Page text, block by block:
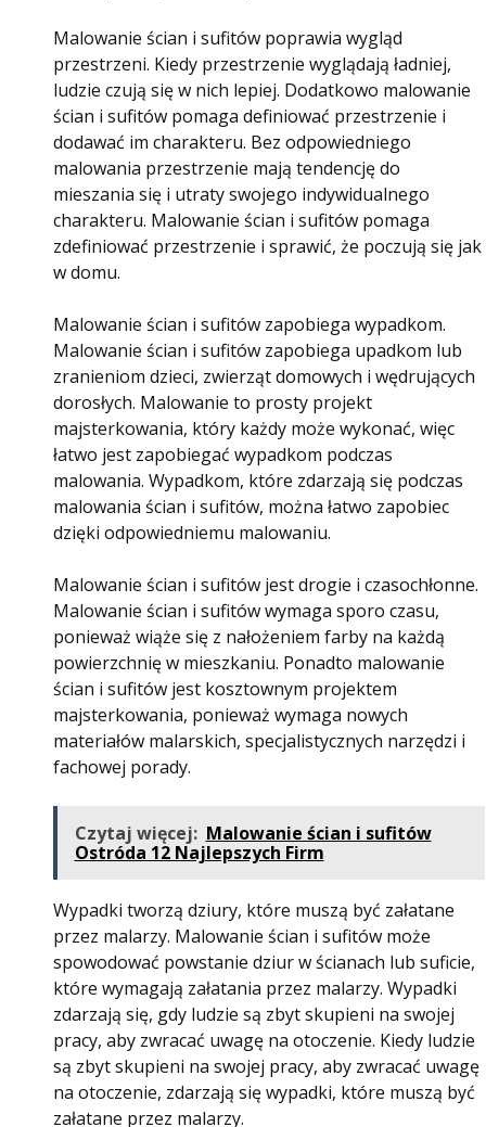
Malowanie ścian i sufitów poprawia wygląd
przestrzeni. Kiedy przestrzenie wyglądają ładniej,
ludzie czują się w nich lepiej. Dodatkowo malowanie
ścian i sufitów pomaga definiować przestrzenie i
dodawać im charakteru. Bez odpowiedniego
malowania przestrzenie mają tendencję do
mieszania się i utraty swojego indywidualnego
charakteru. Malowanie ścian i sufitów pomaga
zdefiniować przestrzenie i sprawić, że poczują się jak
w domu.
Malowanie ścian i sufitów zapobiega wypadkom.
Malowanie ścian i sufitów zapobiega upadkom lub
zranieniom dzieci, zwierząt domowych i wędrujących
dorosłych. Malowanie to prosty projekt
majsterkowania, który każdy może wykonać, więc
łatwo jest zapobiegać wypadkom podczas
malowania. Wypadkom, które zdarzają się podczas
malowania ścian i sufitów, można łatwo zapobiec
dzięki odpowiedniemu malowaniu.
Malowanie ścian i sufitów jest drogie i czasochłonne.
Malowanie ścian i sufitów wymaga sporo czasu,
ponieważ wiąże się z nałożeniem farby na każdą
powierzchnię w mieszkaniu. Ponadto malowanie
ścian i sufitów jest kosztownym projektem
majsterkowania, ponieważ wymaga nowych
materiałów malarskich, specjalistycznych narzędzi i
fachowej porady.
Czytaj więcej: Malowanie ścian i sufitów
Ostróda 12 Najlepszych Firm
Wypadki tworzą dziury, które muszą być załatane
przez malarzy. Malowanie ścian i sufitów może
spowodować powstanie dziur w ścianach lub suficie,
które wymagają załatania przez malarzy. Wypadki
zdarzają się, gdy ludzie są zbyt skupieni na swojej
pracy, aby zwracać uwagę na otoczenie. Kiedy ludzie
są zbyt skupieni na swojej pracy, aby zwracać uwagę
na otoczenie, zdarzają się wypadki, które muszą być
załatane przez malarzy.